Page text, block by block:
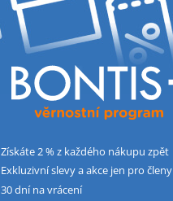
Získáte 2 % z každého nákupu zpět
Exkluzivní slevy a akce jen pro členy
30 dní na vrácení